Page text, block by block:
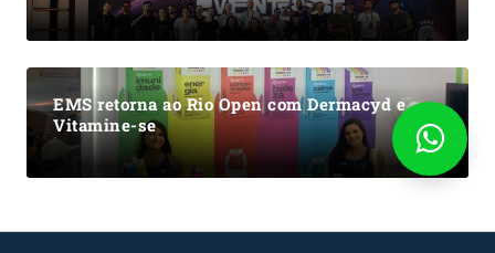
EMS retorna ao Rio Open com Dermacyd e
Vitamine-se